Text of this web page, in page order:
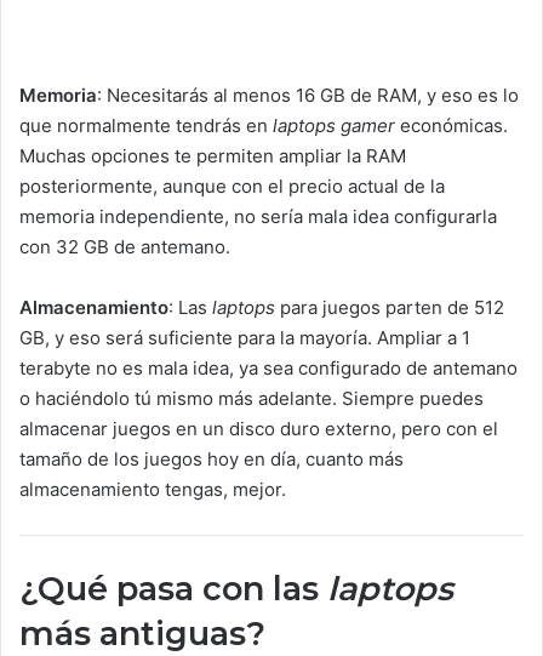
Memoria: Necesitarás al menos 16 GB de RAM, y eso es lo
que normalmente tendrás en laptops gamer económicas.
Muchas opciones te permiten ampliar la RAM
posteriormente, aunque con el precio actual de la
memoria independiente, no sería mala idea configurarla
con 32 GB de antemano.
Almacenamiento: Las laptops para juegos parten de 512
GB, y eso será suficiente para la mayoría. Ampliar a 1
terabyte no es mala idea, ya sea configurado de antemano
o haciéndolo tú mismo más adelante. Siempre puedes
almacenar juegos en un disco duro externo, pero con el
tamaño de los juegos hoy en día, cuanto más
almacenamiento tengas, mejor.
¿Qué pasa con las laptops
más antiguas?